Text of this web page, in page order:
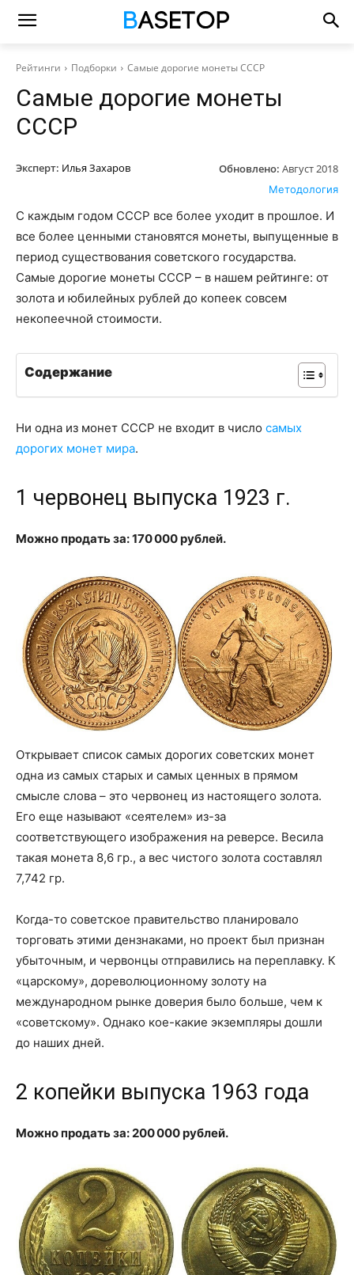
Рейтинги Подборки Самые дорогие монеты СССР
Самые дорогие монеты
СССР
Эксперт: Илья Захаров Обновлено: Август 2018
Методология
С каждым годом СССР все более уходит в прошлое. И
все более ценными становятся монеты, выпущенные в
период существования советского государства.
Самые дорогие монеты СССР – в нашем рейтинге: от
золота и юбилейных рублей до копеек совсем
некопеечной стоимости.
Содержание
Ни одна из монет СССР не входит в число самых
дорогих монет мира.
1 червонец выпуска 1923 г.
Можно продать за: 170 000 рублей.
Открывает список самых дорогих советских монет
одна из самых старых и самых ценных в прямом
смысле слова – это червонец из настоящего золота.
Его еще называют «сеятелем» из-за
соответствующего изображения на реверсе. Весила
такая монета 8,6 гр., а вес чистого золота составлял
7,742 гр.
Когда-то советское правительство планировало
торговать этими дензнаками, но проект был признан
убыточным, и червонцы отправились на переплавку. К
«царскому», дореволюционному золоту на
международном рынке доверия было больше, чем к
«советскому». Однако кое-какие экземпляры дошли
до наших дней.
2 копейки выпуска 1963 года
Можно продать за: 200 000 рублей.